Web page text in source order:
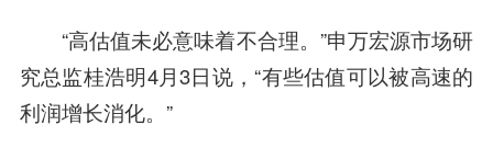
“高估值未必意味着不合理。”申万宏源市场研
究总监桂浩明4月3日说，“有些估值可以被高速的
利润增长消化。”